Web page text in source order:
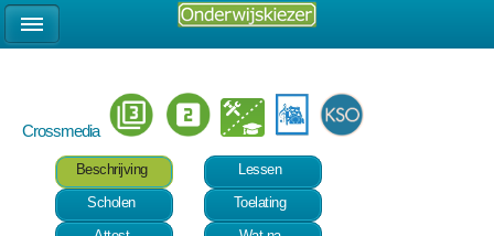
Crossmedia
Beschrijving
Lessen
Scholen
Toelating